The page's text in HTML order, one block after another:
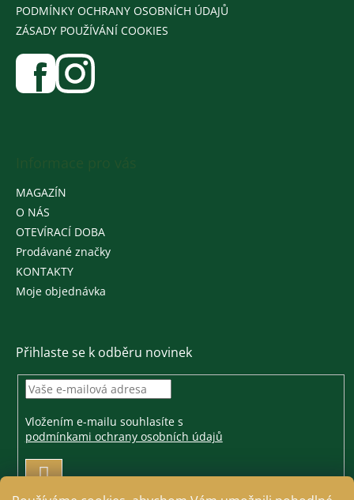
PODMÍNKY OCHRANY OSOBNÍCH ÚDAJŮ
ZÁSADY POUŽÍVÁNÍ COOKIES
MAGAZÍN
O NÁS
OTEVÍRACÍ DOBA
Prodávané značky
KONTAKTY
Moje objednávka
Přihlaste se k odběru novinek
Vložením e-mailu souhlasíte s
podmínkami ochrany osobních údajů
PŘIHLÁSIT